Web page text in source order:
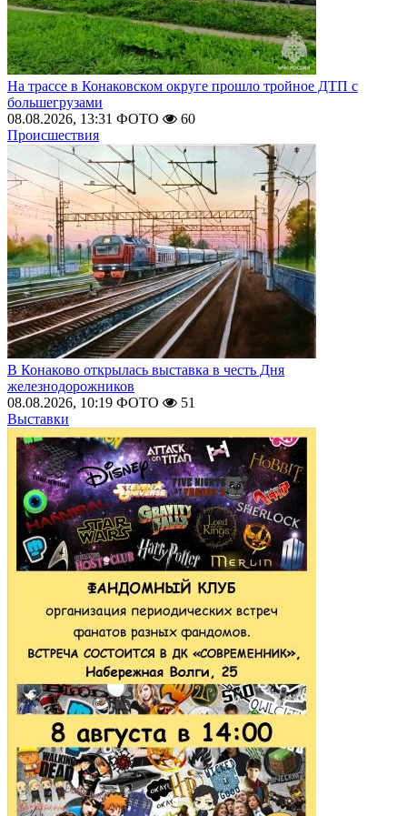
На трассе в Конаковском округе прошло тройное ДТП с
большегрузами
08.08.2026, 13:31 ФОТО
60
Происшествия
В Конаково открылась выставка в честь Дня
железнодорожников
08.08.2026, 10:19 ФОТО
51
Выставки